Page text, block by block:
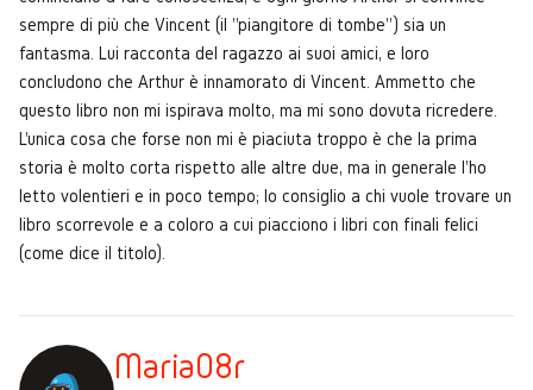
sempre di più che Vincent (il "piangitore di tombe") sia un
fantasma. Lui racconta del ragazzo ai suoi amici, e loro
concludono che Arthur è innamorato di Vincent. Ammetto che
questo libro non mi ispirava molto, ma mi sono dovuta ricredere.
L'unica cosa che forse non mi è piaciuta troppo è che la prima
storia è molto corta rispetto alle altre due, ma in generale l'ho
letto volentieri e in poco tempo; lo consiglio a chi vuole trovare un
libro scorrevole e a coloro a cui piacciono i libri con finali felici
(come dice il titolo).
Maria08r